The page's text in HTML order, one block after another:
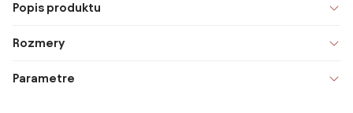
Popis produktu
Rozmery
Parametre